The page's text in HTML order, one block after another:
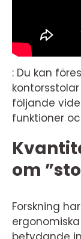
: Du kan
följande
funktioner
om
Forskning